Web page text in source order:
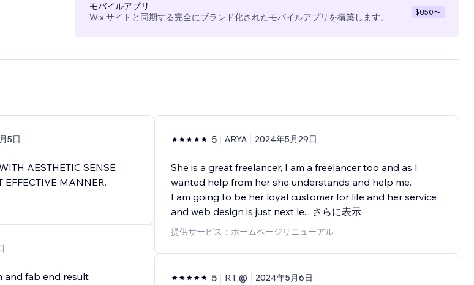
モバイルアプリ
Wix サイトと同期する完全にブランド化されたモバイルアプリを構築します。
$850〜
5日
AESTHETIC SENSE
MANNER.
and fab end result
5 ARYA 2024年5月29日
She is a great freelancer, I am a freelancer too and as I
wanted help from her she understands and help me.
I am going to be her loyal customer for life and her service
and web design is just next le... さらに表示
提供サービス：ホームページリニューアル
5 RT @ 2024年5月6日